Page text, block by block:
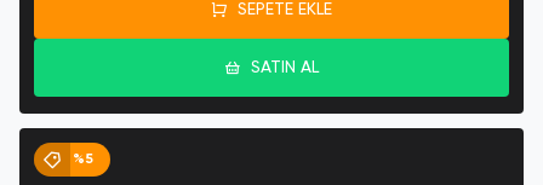
SEPETE EKLE
SATIN AL
%5